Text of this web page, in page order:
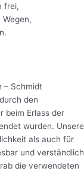
frei,
– Schmidt
den
beim Erlass der
wurden. Unsere
als auch für
und verständlich
die verwendeten